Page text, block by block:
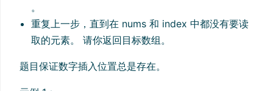
。
重复上一步，直到在 nums 和 index 中都没有要读
取的元素。 请你返回目标数组。
题目保证数字插入位置总是存在。